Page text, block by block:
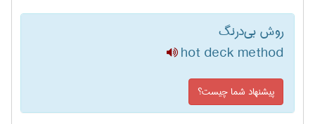
روش بی‌درنگ
hot deck method
پیشنهاد شما چیست؟